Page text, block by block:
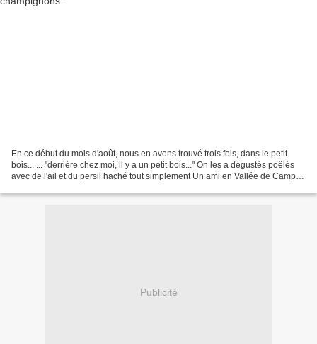
En ce début du mois d'août, nous en avons trouvé trois fois, dans le petit
bois... ... "derrière chez moi, il y a un petit bois..." On les a dégustés poêlés
avec de l'ail et du persil haché tout simplement Un ami en Vallée de Campan
Publicité